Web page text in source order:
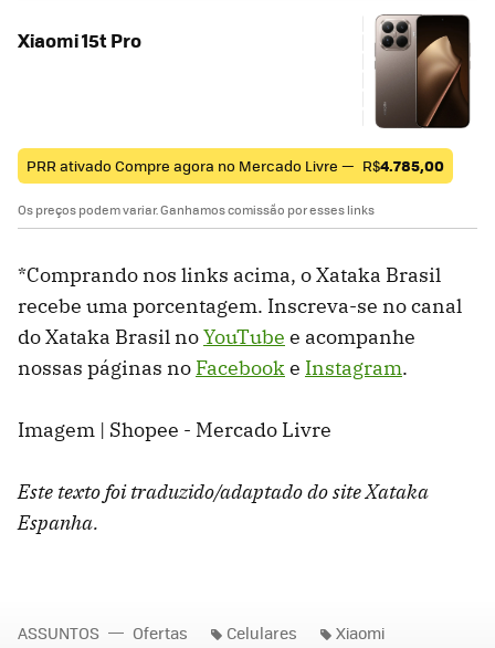
Xiaomi 15t Pro
PRR ativado Compre agora no Mercado Livre — R$4.785,00
Os preços podem variar. Ganhamos comissão por esses links
*Comprando nos links acima, o Xataka Brasil
recebe uma porcentagem. Inscreva-se no canal
do Xataka Brasil noYouTube e acompanhe
nossas páginas no Facebooke Instagram.
Imagem | Shopee - Mercado Livre
Este texto foi traduzido/adaptado do site Xataka
Espanha.
ASSUNTOS Ofertas Celulares Xiaomi